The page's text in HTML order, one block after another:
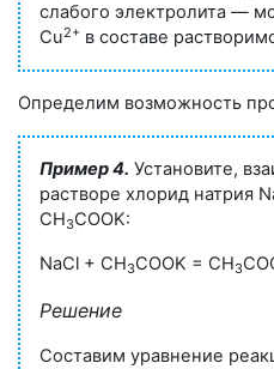
слабого электролита —
Cu2+ в составе
Определим возможность
Пример 4. Установите,
растворе хлорид натрия
CH3COOK:
NaCl + CH3COOK = CH3
Решение
Составим уравнение